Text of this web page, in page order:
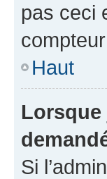
pas ceci
Haut
Lorsque
Si